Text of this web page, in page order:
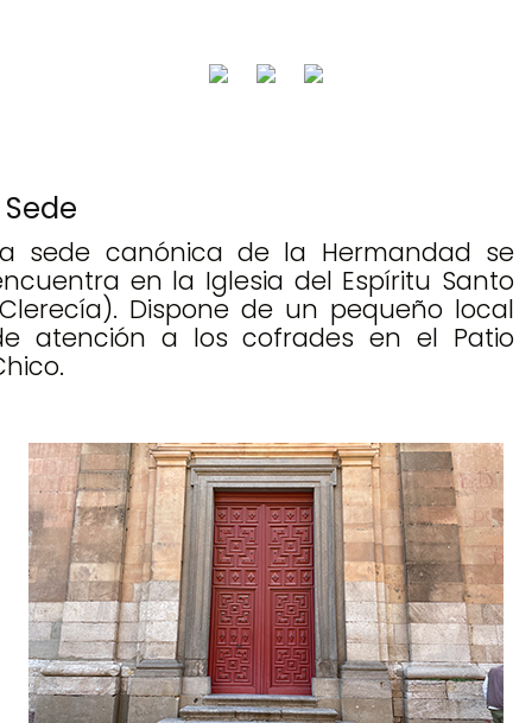
Sede
sede canónica de la Hermandad se
en la Iglesia del Espíritu Santo
Dispone de un pequeño local
atención a los cofrades en el Patio